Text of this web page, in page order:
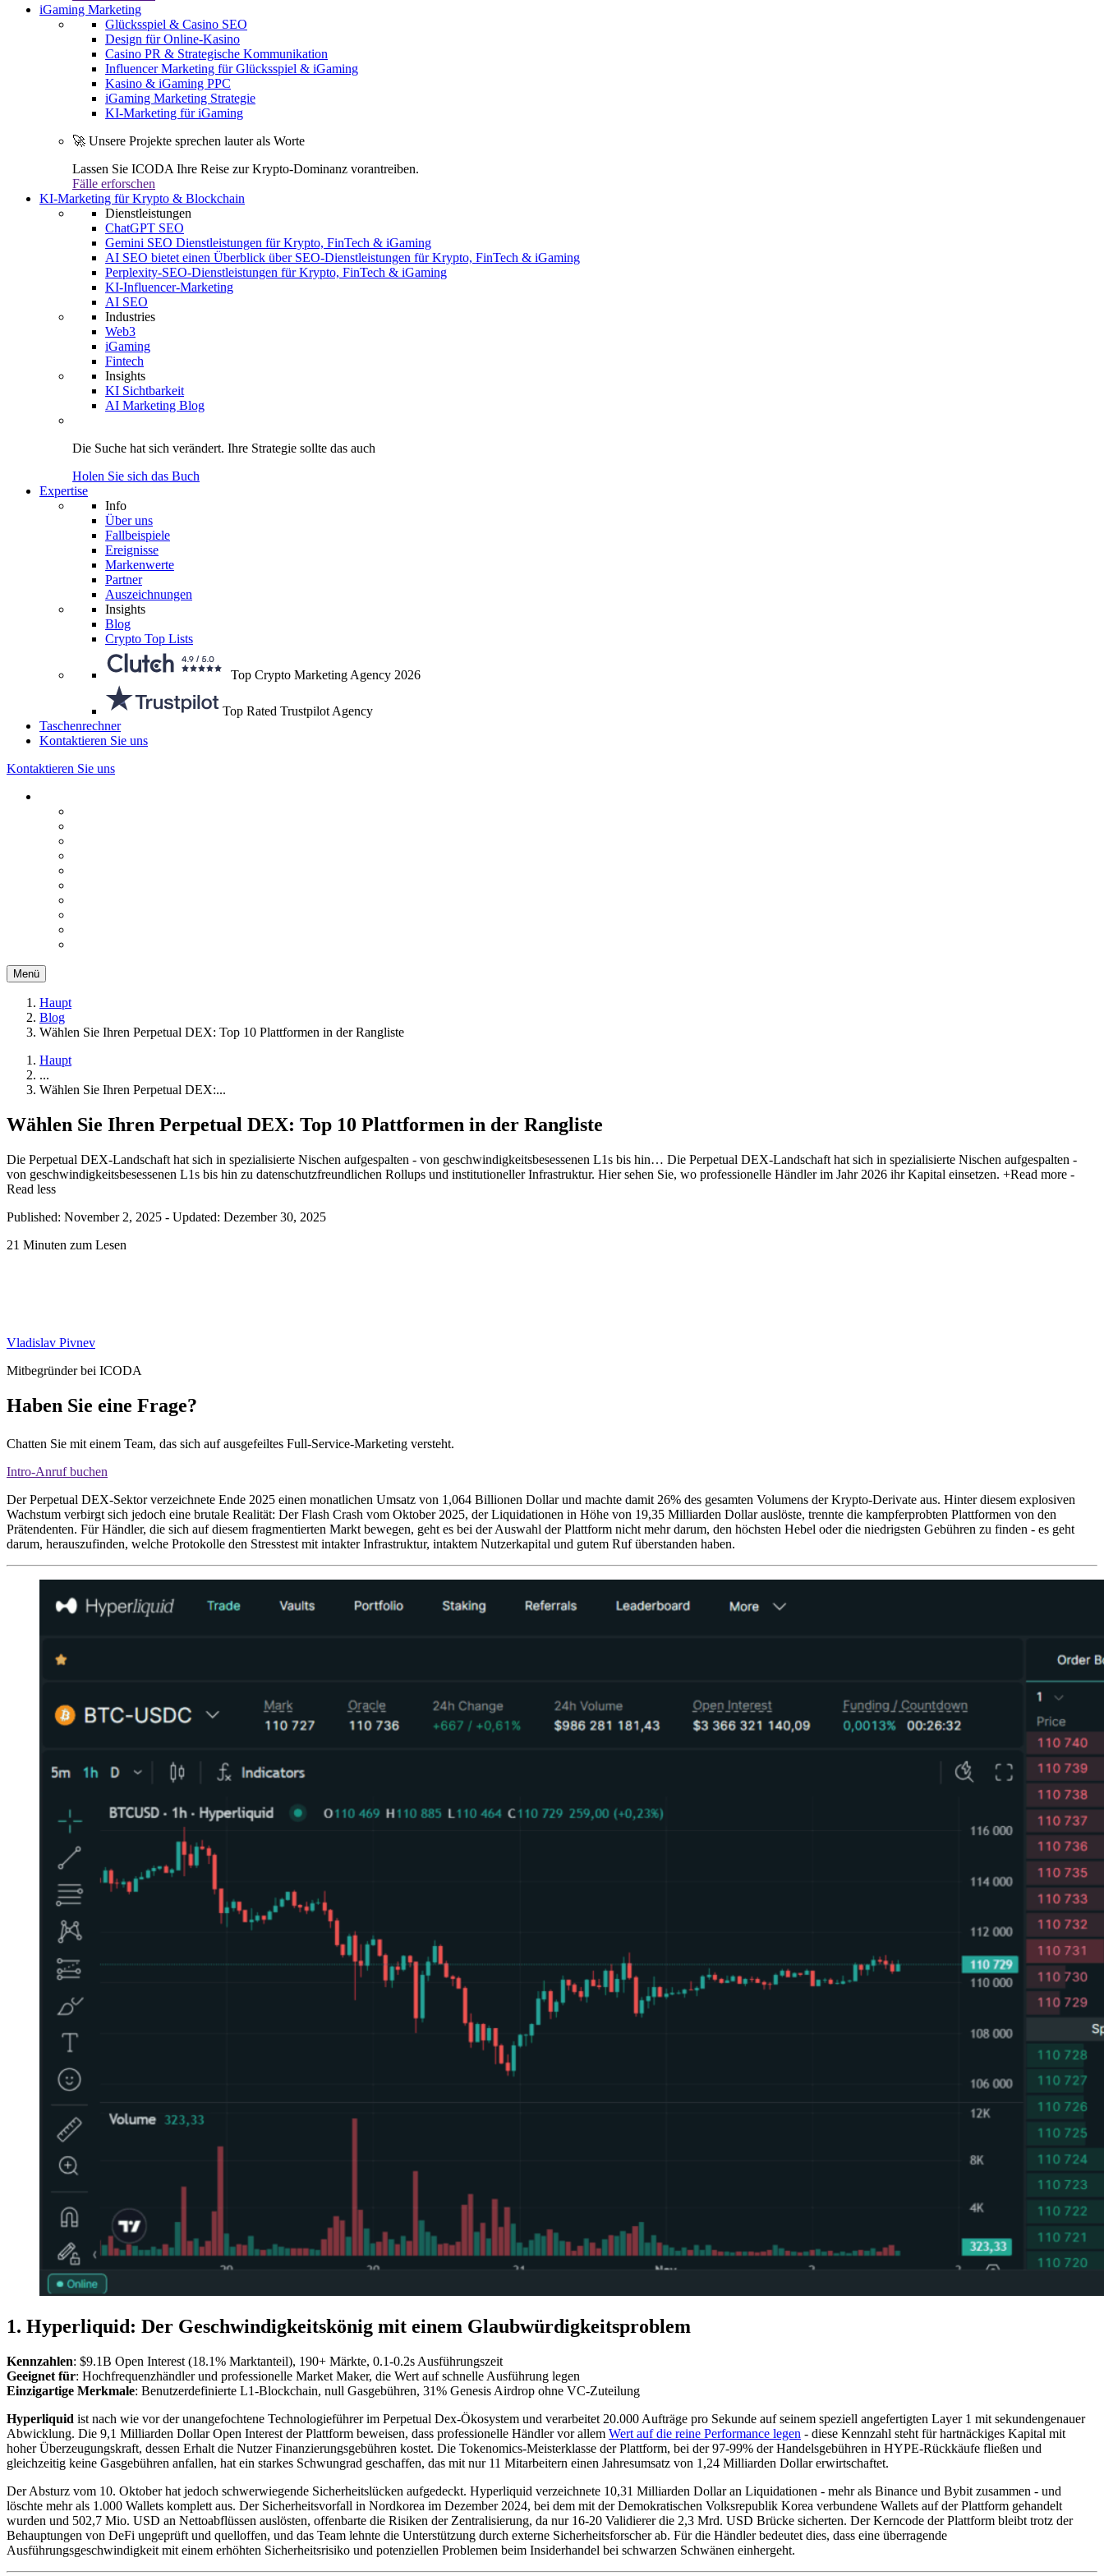
iGaming Marketing
Glücksspiel & Casino SEO
Design für Online-Kasino
Casino PR & Strategische Kommunikation
Influencer Marketing für Glücksspiel & iGaming
Kasino & iGaming PPC
iGaming Marketing Strategie
KI-Marketing für iGaming
🚀 Unsere Projekte sprechen lauter als Worte
Lassen Sie ICODA Ihre Reise zur Krypto-Dominanz vorantreiben.
Fälle erforschen
KI-Marketing für Krypto & Blockchain
Dienstleistungen
ChatGPT SEO
Gemini SEO Dienstleistungen für Krypto, FinTech & iGaming
AI SEO bietet einen Überblick über SEO-Dienstleistungen für Krypto, FinTech & iGaming
Perplexity-SEO-Dienstleistungen für Krypto, FinTech & iGaming
KI-Influencer-Marketing
AI SEO
Industries
Web3
iGaming
Fintech
Insights
KI Sichtbarkeit
AI Marketing Blog
Die Suche hat sich verändert. Ihre Strategie sollte das auch
Holen Sie sich das Buch
Expertise
Info
Über uns
Fallbeispiele
Ereignisse
Markenwerte
Partner
Auszeichnungen
Insights
Blog
Crypto Top Lists
Top Crypto Marketing Agency 2026
Top Rated Trustpilot Agency
Taschenrechner
Kontaktieren Sie uns
Kontaktieren Sie uns
Menü
Haupt
Blog
Wählen Sie Ihren Perpetual DEX: Top 10 Plattformen in der Rangliste
Haupt
...
Wählen Sie Ihren Perpetual DEX:...
Wählen Sie Ihren Perpetual DEX: Top 10 Plattformen in der Rangliste
Die Perpetual DEX-Landschaft hat sich in spezialisierte Nischen aufgespalten - von geschwindigkeitsbesessenen L1s bis hin… Die Perpetual DEX-Landschaft hat sich in spezialisierte Nischen aufgespalten -
von geschwindigkeitsbesessenen L1s bis hin zu datenschutzfreundlichen Rollups und institutioneller Infrastruktur. Hier sehen Sie, wo professionelle Händler im Jahr 2026 ihr Kapital einsetzen. +Read more -
Read less
Published: November 2, 2025 - Updated: Dezember 30, 2025
21 Minuten zum Lesen
Vladislav Pivnev
Mitbegründer bei ICODA
Haben Sie eine Frage?
Chatten Sie mit einem Team, das sich auf ausgefeiltes Full-Service-Marketing versteht.
Intro-Anruf buchen
Der Perpetual DEX-Sektor verzeichnete Ende 2025 einen monatlichen Umsatz von 1,064 Billionen Dollar und machte damit 26% des gesamten Volumens der Krypto-Derivate aus. Hinter diesem explosiven
Wachstum verbirgt sich jedoch eine brutale Realität: Der Flash Crash vom Oktober 2025, der Liquidationen in Höhe von 19,35 Milliarden Dollar auslöste, trennte die kampferprobten Plattformen von den
Prätendenten. Für Händler, die sich auf diesem fragmentierten Markt bewegen, geht es bei der Auswahl der Plattform nicht mehr darum, den höchsten Hebel oder die niedrigsten Gebühren zu finden - es geht
darum, herauszufinden, welche Protokolle den Stresstest mit intakter Infrastruktur, intaktem Nutzerkapital und gutem Ruf überstanden haben.
1. Hyperliquid: Der Geschwindigkeitskönig mit einem Glaubwürdigkeitsproblem
Kennzahlen: $9.1B Open Interest (18.1% Marktanteil), 190+ Märkte, 0.1-0.2s Ausführungszeit
Geeignet für: Hochfrequenzhändler und professionelle Market Maker, die Wert auf schnelle Ausführung legen
Einzigartige Merkmale: Benutzerdefinierte L1-Blockchain, null Gasgebühren, 31% Genesis Airdrop ohne VC-Zuteilung
Hyperliquid ist nach wie vor der unangefochtene Technologieführer im Perpetual Dex-Ökosystem und verarbeitet 20.000 Aufträge pro Sekunde auf seinem speziell angefertigten Layer 1 mit sekundengenauer
Abwicklung. Die 9,1 Milliarden Dollar Open Interest der Plattform beweisen, dass professionelle Händler vor allem Wert auf die reine Performance legen - diese Kennzahl steht für hartnäckiges Kapital mit
hoher Überzeugungskraft, dessen Erhalt die Nutzer Finanzierungsgebühren kostet. Die Tokenomics-Meisterklasse der Plattform, bei der 97-99% der Handelsgebühren in HYPE-Rückkäufe fließen und
gleichzeitig keine Gasgebühren anfallen, hat ein starkes Schwungrad geschaffen, das mit nur 11 Mitarbeitern einen Jahresumsatz von 1,24 Milliarden Dollar erwirtschaftet.
Der Absturz vom 10. Oktober hat jedoch schwerwiegende Sicherheitslücken aufgedeckt. Hyperliquid verzeichnete 10,31 Milliarden Dollar an Liquidationen - mehr als Binance und Bybit zusammen - und
löschte mehr als 1.000 Wallets komplett aus. Der Sicherheitsvorfall in Nordkorea im Dezember 2024, bei dem mit der Demokratischen Volksrepublik Korea verbundene Wallets auf der Plattform gehandelt
wurden und 502,7 Mio. USD an Nettoabflüssen auslösten, offenbarte die Risiken der Zentralisierung, da nur 16-20 Validierer die 2,3 Mrd. USD Brücke sicherten. Der Kerncode der Plattform bleibt trotz der
Behauptungen von DeFi ungeprüft und quelloffen, und das Team lehnte die Unterstützung durch externe Sicherheitsforscher ab. Für die Händler bedeutet dies, dass eine überragende
Ausführungsgeschwindigkeit mit einem erhöhten Sicherheitsrisiko und potenziellen Problemen beim Insiderhandel bei schwarzen Schwänen einhergeht.